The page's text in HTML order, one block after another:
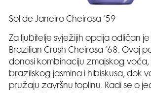
Sol de Janeiro Cheirosa ’59
Za ljubitelje svježijih opcija odličan
Brazilian Crush Cheirosa ’68. Ovaj
donosi kombinaciju zmajskog voća,
brazilskog jasmina i hibiskusa, dok
pružaju završnu toplinu. Radi se o